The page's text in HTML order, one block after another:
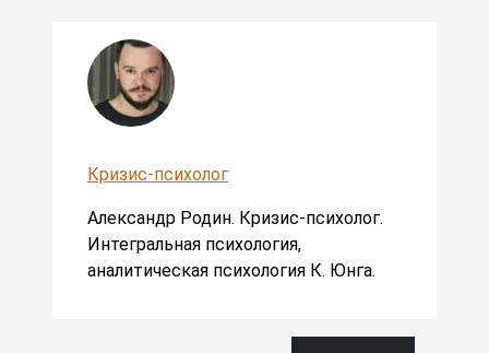
Кризис-психолог
Александр Родин. Кризис-психолог.
Интегральная психология,
аналитическая психология К. Юнга.